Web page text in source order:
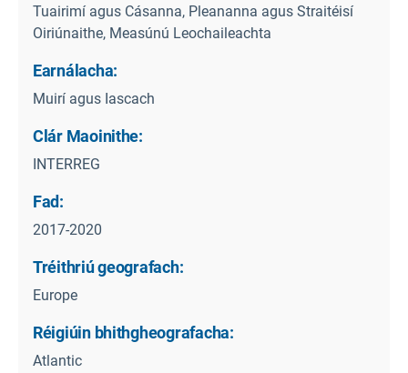
Tuairimí agus Cásanna, Pleananna agus Straitéisí
Oiriúnaithe, Measúnú Leochaileachta
Earnálacha:
Muirí agus Iascach
Clár Maoinithe:
INTERREG
Fad:
2017-2020
Tréithriú geografach:
Europe
Réigiúin bhithgheografacha:
Atlantic